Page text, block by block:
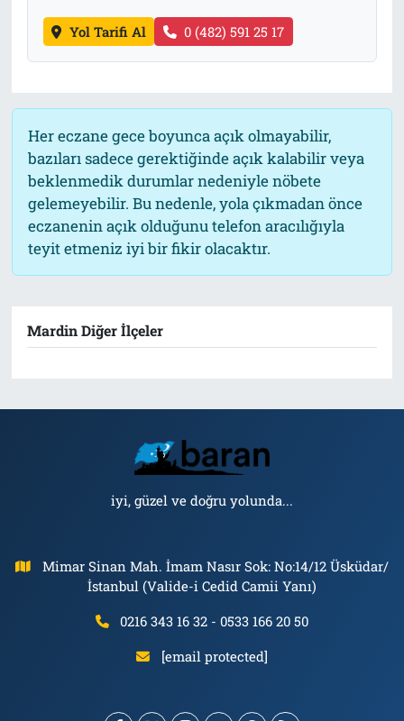
Yol Tarifi Al 0 (482) 591 25 17
Her eczane gece boyunca açık olmayabilir,
bazıları sadece gerektiğinde açık kalabilir veya
beklenmedik durumlar nedeniyle nöbete
gelemeyebilir. Bu nedenle, yola çıkmadan önce
eczanenin açık olduğunu telefon aracılığıyla
teyit etmeniz iyi bir fikir olacaktır.
Mardin Diğer İlçeler
iyi, güzel ve doğru yolunda...
Mimar Sinan Mah. İmam Nasır Sok: No:14/12 Üsküdar/
İstanbul (Valide-i Cedid Camii Yanı)
0216 343 16 32 - 0533 166 20 50
[email protected]